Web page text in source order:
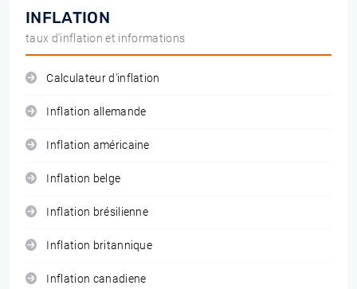
INFLATION
taux d'inflation et informations
Calculateur d'inflation
Inflation allemande
Inflation américaine
Inflation belge
Inflation brésilienne
Inflation britannique
Inflation canadiene